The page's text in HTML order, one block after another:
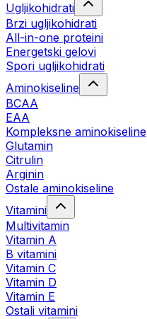
Ugljikohidrati
Brzi ugljikohidrati
All-in-one proteini
Energetski gelovi
Spori ugljikohidrati
Aminokiseline
BCAA
EAA
Kompleksne aminokiseline
Glutamin
Citrulin
Arginin
Ostale aminokiseline
Vitamini
Multivitamin
Vitamin A
B vitamini
Vitamin C
Vitamin D
Vitamin E
Ostali vitamini